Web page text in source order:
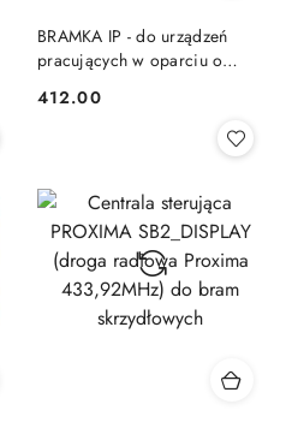
BRAMKA IP - do urządzeń
pracujących w oparciu o
Cena:
412.00